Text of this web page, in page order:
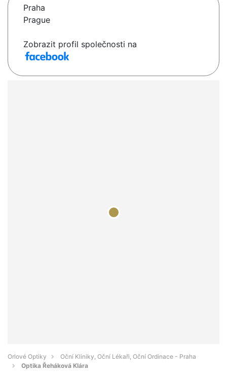
Praha
Prague
Zobrazit profil společnosti na
Orlové Optiky
Oční Kliniky, Oční Lékaři, Oční Ordinace - Praha
Optika Řeháková Klára